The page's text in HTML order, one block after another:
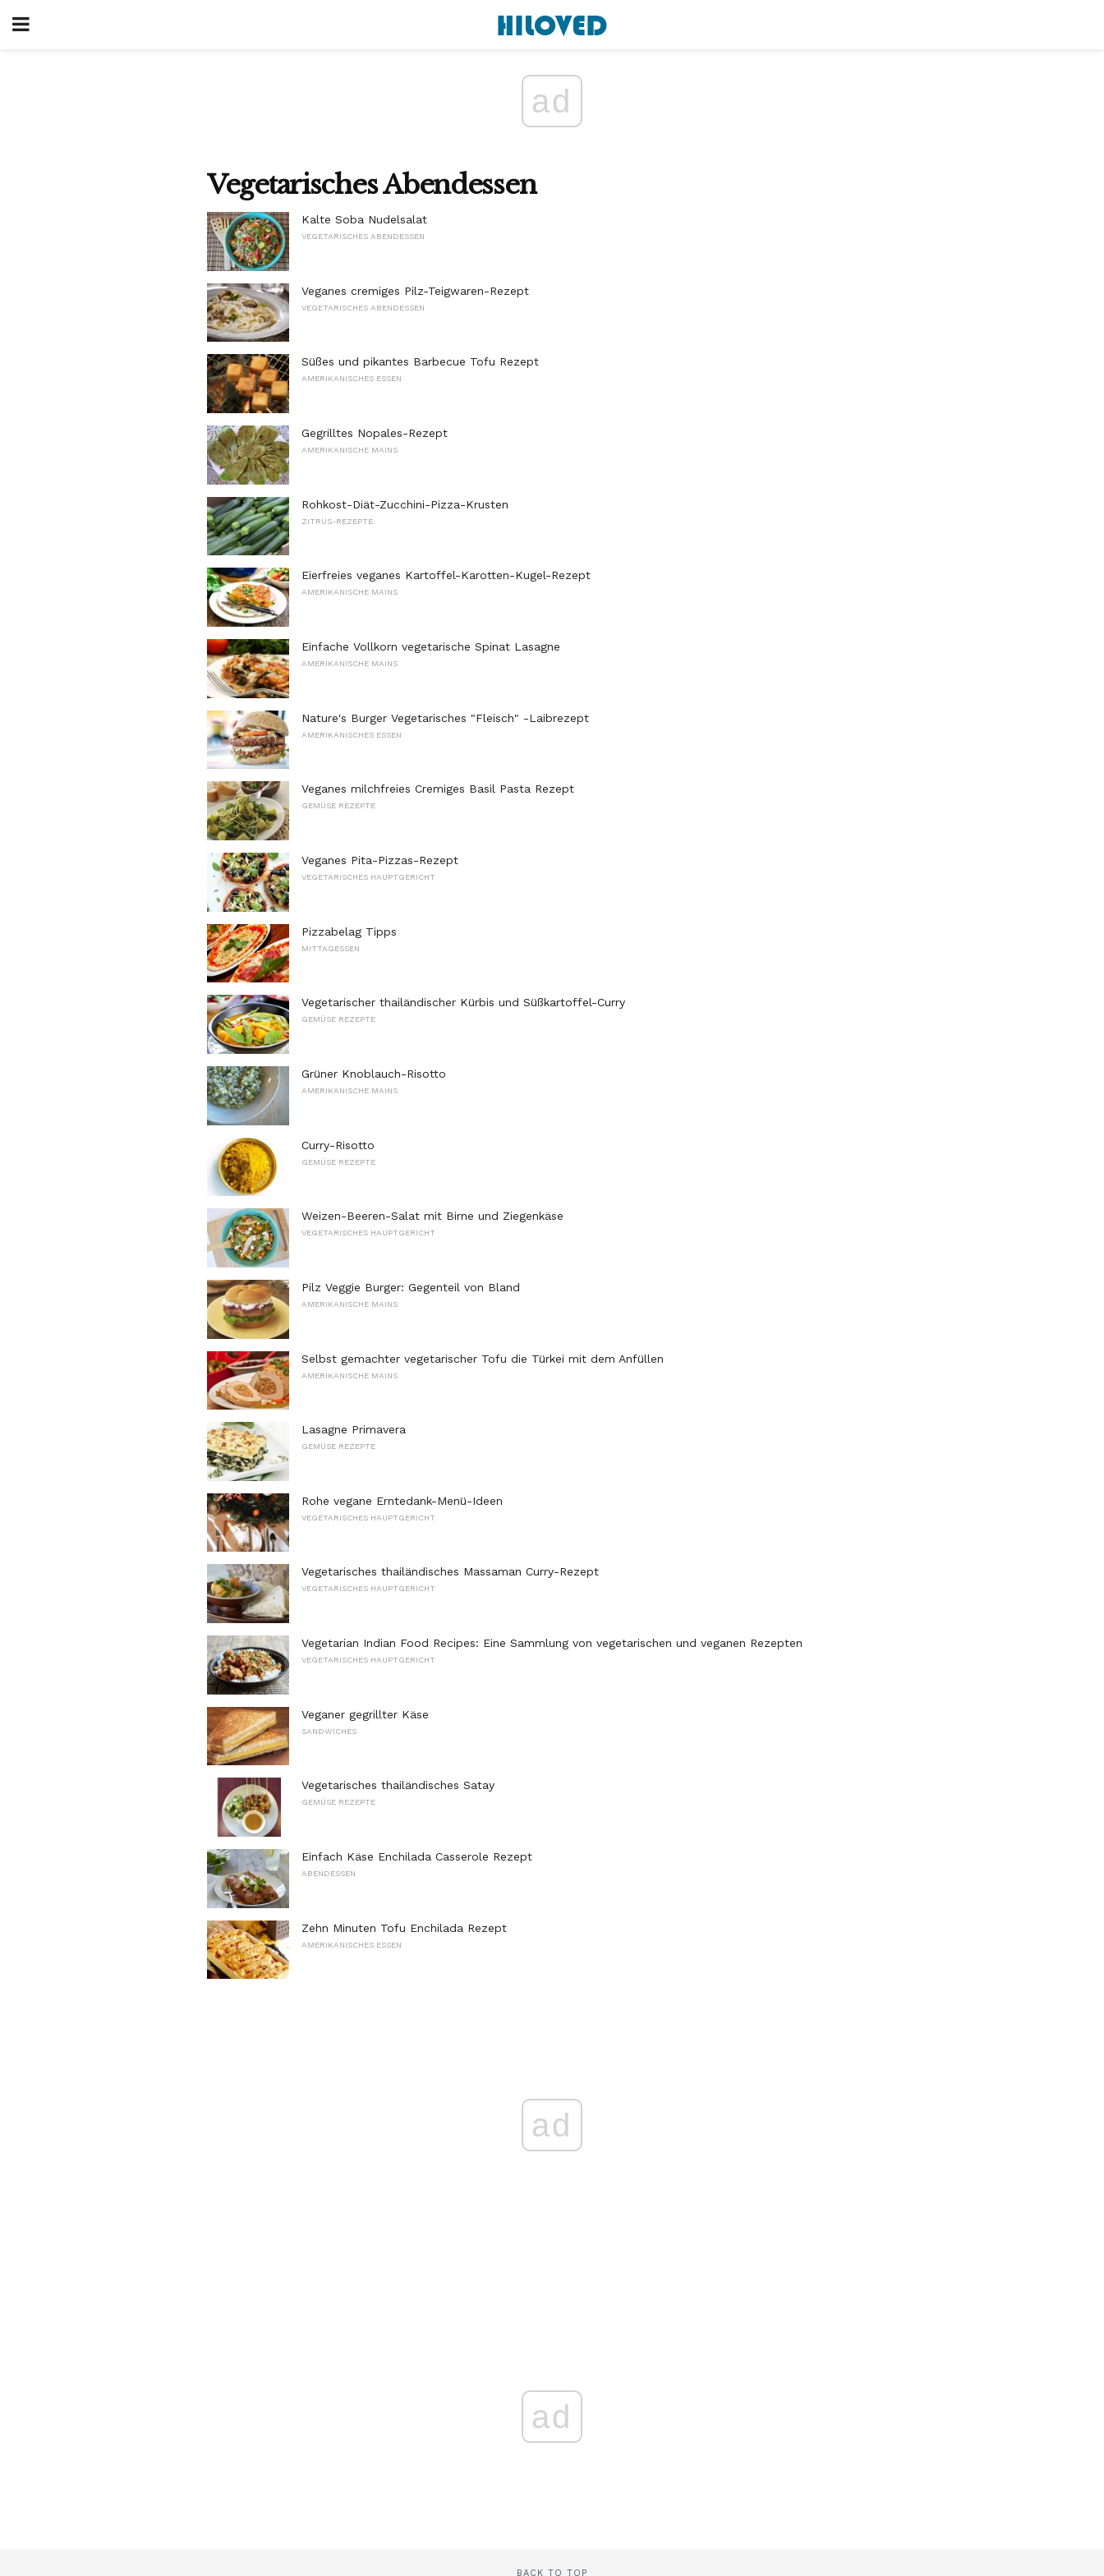
ad
Vegetarisches Abendessen
Kalte Soba Nudelsalat
VEGETARISCHES ABENDESSEN
Veganes cremiges Pilz-Teigwaren-Rezept
VEGETARISCHES ABENDESSEN
Süßes und pikantes Barbecue Tofu Rezept
AMERIKANISCHES ESSEN
Gegrilltes Nopales-Rezept
AMERIKANISCHE MAINS
Rohkost-Diät-Zucchini-Pizza-Krusten
ZITRUS-REZEPTE
Eierfreies veganes Kartoffel-Karotten-Kugel-Rezept
AMERIKANISCHE MAINS
Einfache Vollkorn vegetarische Spinat Lasagne
AMERIKANISCHE MAINS
Nature's Burger Vegetarisches "Fleisch" -Laibrezept
AMERIKANISCHES ESSEN
Veganes milchfreies Cremiges Basil Pasta Rezept
GEMÜSE REZEPTE
Veganes Pita-Pizzas-Rezept
VEGETARISCHES HAUPTGERICHT
Pizzabelag Tipps
MITTAGESSEN
Vegetarischer thailändischer Kürbis und Süßkartoffel-Curry
GEMÜSE REZEPTE
Grüner Knoblauch-Risotto
AMERIKANISCHE MAINS
Curry-Risotto
GEMÜSE REZEPTE
Weizen-Beeren-Salat mit Birne und Ziegenkäse
VEGETARISCHES HAUPTGERICHT
Pilz Veggie Burger: Gegenteil von Bland
AMERIKANISCHE MAINS
Selbst gemachter vegetarischer Tofu die Türkei mit dem Anfüllen
AMERIKANISCHE MAINS
Lasagne Primavera
GEMÜSE REZEPTE
Rohe vegane Erntedank-Menü-Ideen
VEGETARISCHES HAUPTGERICHT
Vegetarisches thailändisches Massaman Curry-Rezept
VEGETARISCHES HAUPTGERICHT
Vegetarian Indian Food Recipes: Eine Sammlung von vegetarischen und veganen Rezepten
VEGETARISCHES HAUPTGERICHT
Veganer gegrillter Käse
SANDWICHES
Vegetarisches thailändisches Satay
GEMÜSE REZEPTE
Einfach Käse Enchilada Casserole Rezept
ABENDESSEN
Zehn Minuten Tofu Enchilada Rezept
AMERIKANISCHES ESSEN
ad
ad
BACK TO TOP